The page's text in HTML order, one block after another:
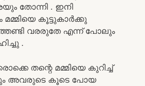
തോന്നി . ഇനി
മമ്മിയെ കൂട്ടുകാർക്കു
വരരുതേ എന്ന് പോലും
.
തന്റെ മമ്മിയെ കുറിച്ച്
അവരുടെ കൂടെ പോയ